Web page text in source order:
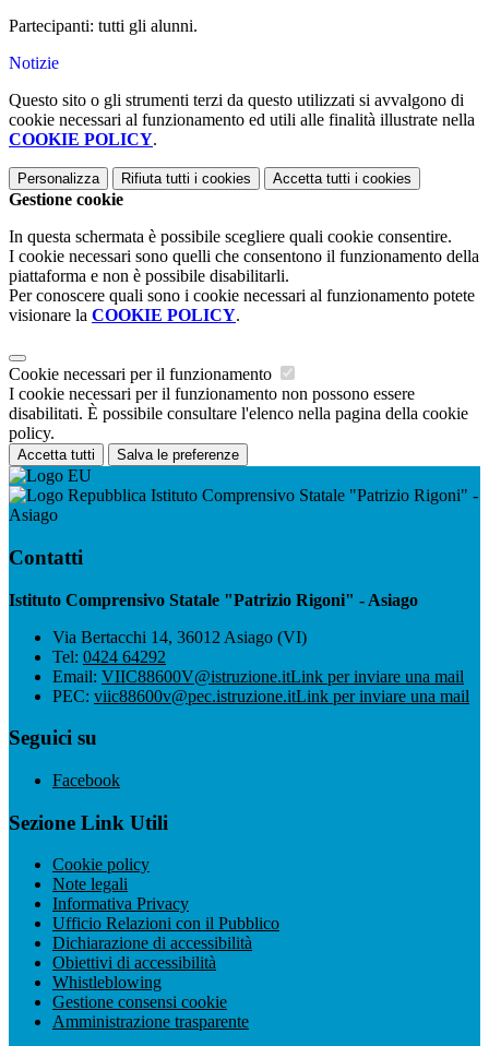
Partecipanti: tutti gli alunni.
Notizie
Questo sito o gli strumenti terzi da questo utilizzati si avvalgono di
cookie necessari al funzionamento ed utili alle finalità illustrate nella
COOKIE POLICY.
Personalizza Rifiuta tutti i cookies Accetta tutti i cookies
Gestione cookie
In questa schermata è possibile scegliere quali cookie consentire.
I cookie necessari sono quelli che consentono il funzionamento della
piattaforma e non è possibile disabilitarli.
Per conoscere quali sono i cookie necessari al funzionamento potete
visionare la COOKIE POLICY.
Cookie necessari per il funzionamento
I cookie necessari per il funzionamento non possono essere
disabilitati. È possibile consultare l'elenco nella pagina della cookie
policy.
Accetta tutti Salva le preferenze
Istituto Comprensivo Statale "Patrizio Rigoni" -
Asiago
Contatti
Istituto Comprensivo Statale "Patrizio Rigoni" - Asiago
Via Bertacchi 14, 36012 Asiago (VI)
Tel: 0424 64292
Email: VIIC88600V@istruzione.itLink per inviare una mail
PEC: viic88600v@pec.istruzione.itLink per inviare una mail
Seguici su
Facebook
Sezione Link Utili
Cookie policy
Note legali
Informativa Privacy
Ufficio Relazioni con il Pubblico
Dichiarazione di accessibilità
Obiettivi di accessibilità
Whistleblowing
Gestione consensi cookie
Amministrazione trasparente